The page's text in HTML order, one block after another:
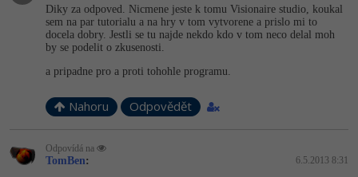
Diky za odpoved. Nicmene jeste k tomu Visionaire studio, koukal
sem na par tutorialu a na hry v tom vytvorene a prislo mi to
docela dobry. Jestli se tu najde nekdo kdo v tom neco delal moh
by se podelit o zkusenosti.
a pripadne pro a proti tohohle programu.
Nahoru Odpovědět
Odpovídá na
TomBen: 6.5.2013 8:31